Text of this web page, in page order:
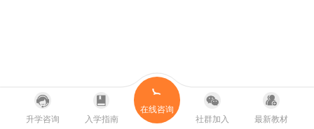
升学咨询 入学指南
在线咨询
社群加入
最新教材